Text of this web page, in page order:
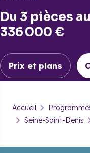
Du 3 pièces au
336 000 €
Prix et plans
L'Entracte
Accueil
Seine-Saint-Denis